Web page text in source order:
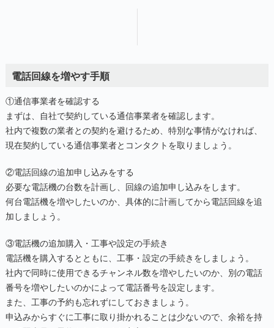
電話回線を増やす手順
①通信事業者を確認する
まずは、自社で契約している通信事業者を確認します。
社内で複数の業者との契約を避けるため、特別な事情がなければ、
現在契約している通信事業者とコンタクトを取りましょう。
②電話回線の追加申し込みをする
必要な電話機の台数を計画し、回線の追加申し込みをします。
何台電話機を増やしたいのか、具体的に計画してから電話回線を追
加しましょう。
③電話機の追加購入・工事や設定の手続き
電話機を購入するとともに、工事・設定の手続きをしましょう。
社内で同時に使用できるチャンネル数を増やしたいのか、別の電話
番号を増やしたいのかによって電話番号を設定します。
また、工事の予約も忘れずにしておきましょう。
申込みからすぐに工事に取り掛かれることは少ないので、余裕を持